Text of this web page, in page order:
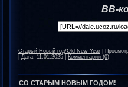
BB-
Старый Новый год/Old New Year
Дата: 11.01.2025 Комментарии (0)
СО СТАРЫМ НОВЫМ ГОДОМ!